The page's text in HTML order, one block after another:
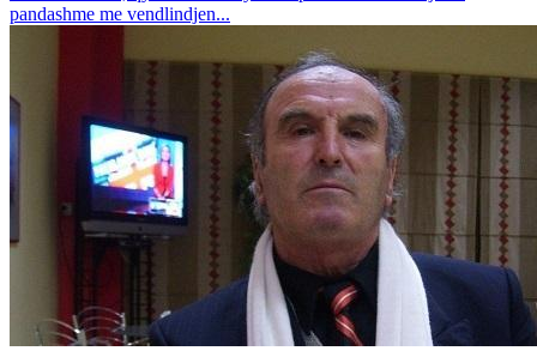
pandashme me vendlindjen...